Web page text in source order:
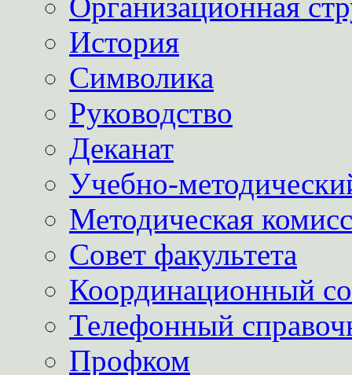
История
Символика
Руководство
Деканат
Учебно-
Методическая
Совет факультета
Координационный
Телефонный
Профком